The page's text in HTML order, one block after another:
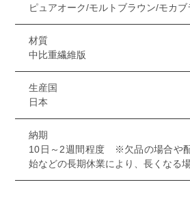
ピュアオーク/モルトブラウン/モカ
材質
中比重繊維版
生産国
日本
納期
10日～2週間程度 ※欠品の場合や
始などの長期休業により、長くなる